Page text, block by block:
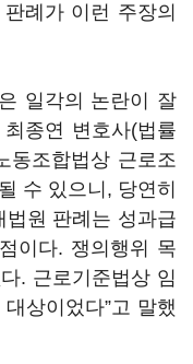
례가 이런 주장의
일각의 논란이 잘
종연 변호사(법률
동조합법상 근로조
수 있으니, 당연히
법원 판례는 성과급
이다. 쟁의행위 목
. 근로기준법상 임
상이었다”고 말했